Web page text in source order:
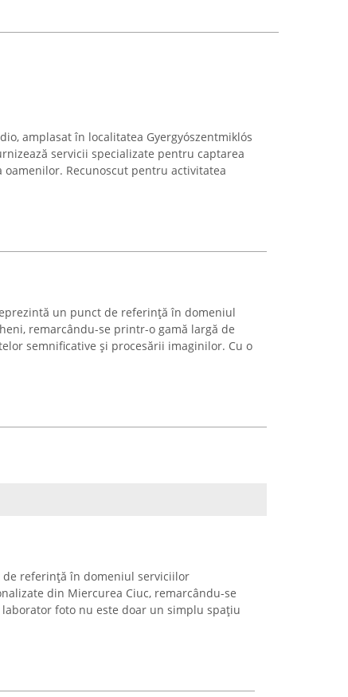
amplasat în localitatea Gyergyószentmiklós
servicii specializate pentru captarea
Recunoscut pentru activitatea
un punct de referință în domeniul
remarcându-se printr-o gamă largă de
semnificative și procesării imaginilor. Cu o
de referință în domeniul serviciilor
din Miercurea Ciuc, remarcându-se
foto nu este doar un simplu spațiu